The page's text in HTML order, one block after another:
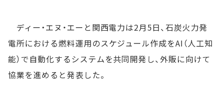
ディー・エヌ・エーと関西電力は2月5日、石炭火力発
電所における燃料運用のスケジュール作成をAI（人工知
能）で自動化するシステムを共同開発し、外販に向けて
協業を進めると発表した。